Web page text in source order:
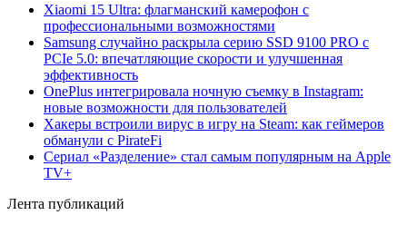
Xiaomi 15 Ultra: флагманский камерофон с
профессиональными возможностями
Samsung случайно раскрыла серию SSD 9100 PRO с
PCIe 5.0: впечатляющие скорости и улучшенная
эффективность
OnePlus интегрировала ночную съемку в Instagram:
новые возможности для пользователей
Хакеры встроили вирус в игру на Steam: как геймеров
обманули с PirateFi
Сериал «Разделение» стал самым популярным на Apple
TV+
Лента публикаций